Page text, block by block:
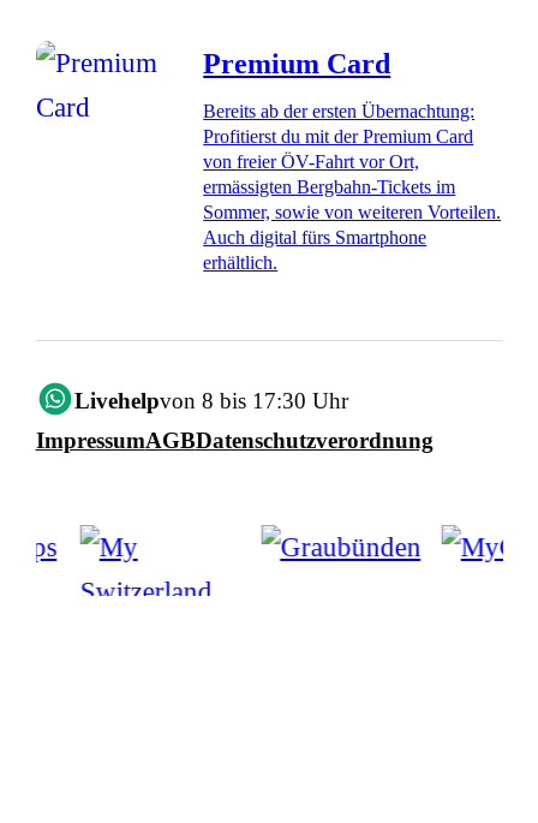
Premium Card
Bereits ab der ersten Übernachtung:
Profitierst du mit der Premium Card
von freier ÖV-Fahrt vor Ort,
ermässigten Bergbahn-Tickets im
Sommer, sowie von weiteren Vorteilen.
Auch digital fürs Smartphone
erhältlich.
Livehelpvon 8 bis 17:30 Uhr
ImpressumAGBDatenschutzverordnung